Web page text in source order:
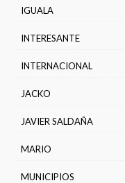
IGUALA
INTERESANTE
INTERNACIONAL
JACKO
JAVIER SALDAÑA
MARIO
MUNICIPIOS